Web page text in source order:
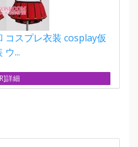
コスプレ衣装 cosplay仮
ウ...
詳細